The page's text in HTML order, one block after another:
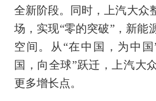
全新阶段。同时，上汽大众
场，实现“零的突破”，新能
空间。从“在中国，为中
国，向全球”跃迁，上汽大
更多增长点。